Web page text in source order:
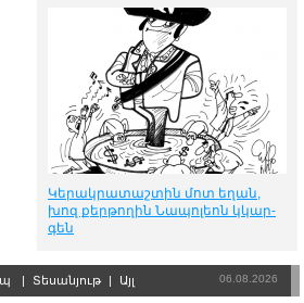
Կե­րակ­րա­տաշ­տին մոտ ե­ղան,
խոզ քեր­թո­ղին Նա­պո­լեոն կկար­
գեն
| Տեսանյութ | Այլ 06.08.2026